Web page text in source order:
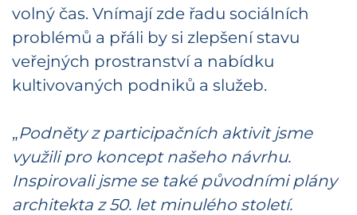
volný čas. Vnímají zde řadu sociálních
problémů a přáli by si zlepšení stavu
veřejných prostranství a nabídku
kultivovaných podniků a služeb.
„Podněty z participačních aktivit jsme
využili pro koncept našeho návrhu.
Inspirovali jsme se také původními plány
architekta z 50. let minulého století.